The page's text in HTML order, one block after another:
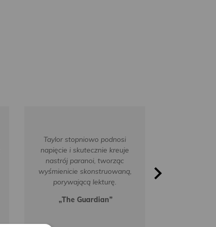
Taylor stopniowo podnosi
napięcie i skutecznie kreuje
nastrój paranoi, tworząc
wyśmienicie skonstruowaną,
porywającą lekturę.
„The Guardian”